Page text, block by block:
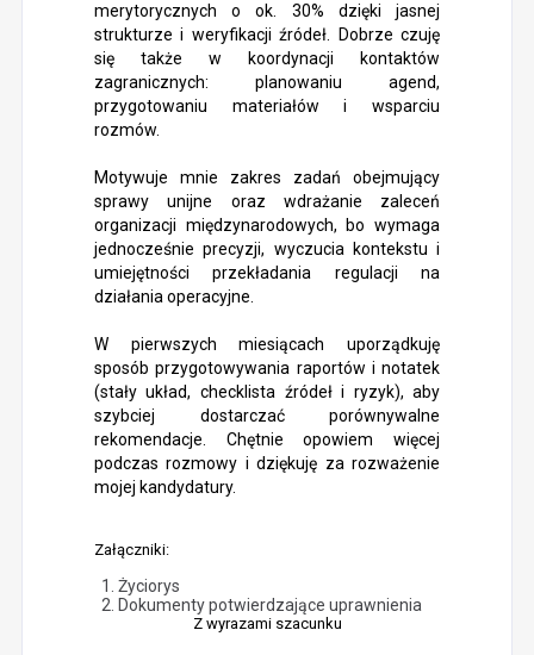
merytorycznych o ok. 30% dzięki jasnej
strukturze i weryfikacji źródeł. Dobrze czuję
się także w koordynacji kontaktów
zagranicznych: planowaniu agend,
przygotowaniu materiałów i wsparciu
rozmów.
Motywuje mnie zakres zadań obejmujący
sprawy unijne oraz wdrażanie zaleceń
organizacji międzynarodowych, bo wymaga
jednocześnie precyzji, wyczucia kontekstu i
umiejętności przekładania regulacji na
działania operacyjne.
W pierwszych miesiącach uporządkuję
sposób przygotowywania raportów i notatek
(stały układ, checklista źródeł i ryzyk), aby
szybciej dostarczać porównywalne
rekomendacje. Chętnie opowiem więcej
podczas rozmowy i dziękuję za rozważenie
mojej kandydatury.
Załączniki:
Życiorys
Dokumenty potwierdzające uprawnienia
Z wyrazami szacunku